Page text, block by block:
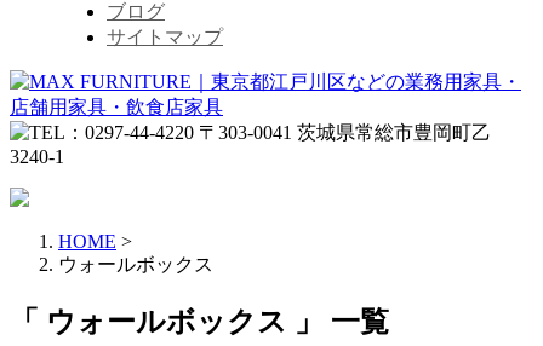
ブログ
サイトマップ
HOME >
ウォールボックス
「 ウォールボックス 」 一覧